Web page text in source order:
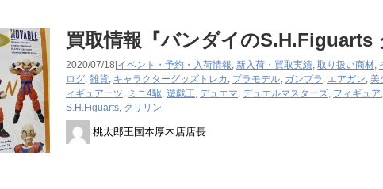
買取情報『バンダイのS.H.Figuarts
2020/07/18|イベント・予約・入荷情報 新入荷・買取実績 取り扱い商材
ログ 雑貨 キャラクターグッズ トレカ プラモデル ガンプラ エアガン 美
ィギュアーツ
ミニ4駆 遊戯王 デュエマ デュエルマスターズ フィギュア
S.H.Figuarts クリリン
桃太郎王国本厚木店店長